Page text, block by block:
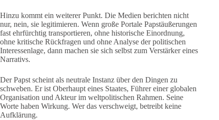
Hinzu kommt ein weiterer Punkt. Die Medien berichten nicht
nur, nein, sie legitimieren. Wenn große Portale Papstäußerungen
fast ehrfürchtig transportieren, ohne historische Einordnung,
ohne kritische Rückfragen und ohne Analyse der politischen
Interessenlage, dann machen sie sich selbst zum Verstärker eines
Narrativs.
Der Papst scheint als neutrale Instanz über den Dingen zu
schweben. Er ist Oberhaupt eines Staates, Führer einer globalen
Organisation und Akteur im weltpolitischen Rahmen. Seine
Worte haben Wirkung. Wer das verschweigt, betreibt keine
Aufklärung.